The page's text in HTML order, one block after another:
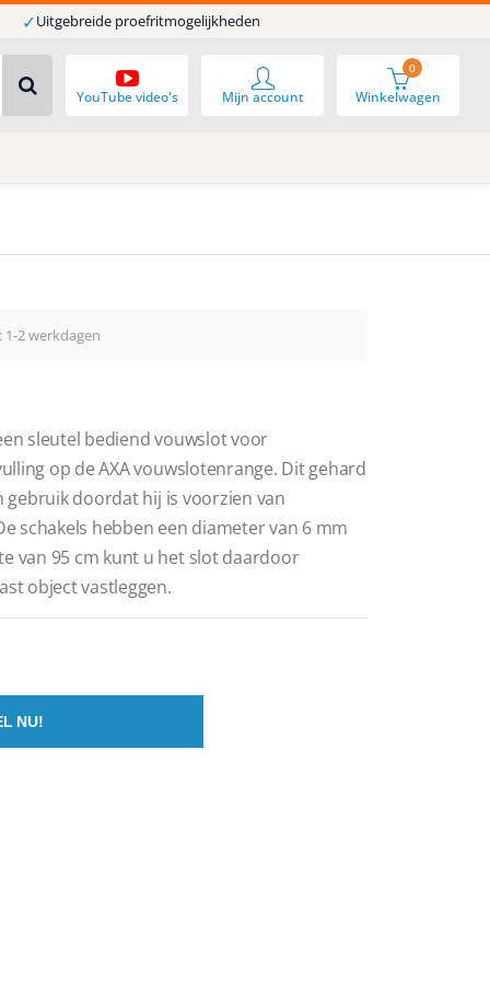
✓Uitgebreide proefritmogelijkheden
YouTube video's Winkelwagen
0
Mijn account
2 werkdagen
sleutel bediend vouwslot voor
op de AXA vouwslotenrange. Dit gehard
gebruik doordat hij is voorzien van
schakels hebben een diameter van 6 mm
van 95 cm kunt u het slot daardoor
object vastleggen.
NU!